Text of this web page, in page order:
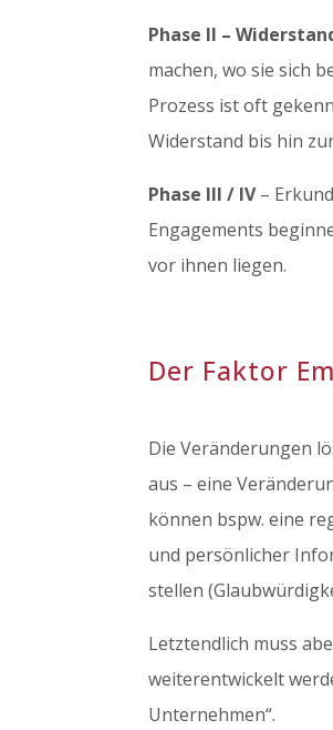
Phase II –
machen, wo sie sich
Prozess ist oft
Widerstand bis hin
Phase III / IV–
Engagements
vor ihnen liegen.
Der Faktor
Die Veränderungen
aus – eine
können bspw. eine
und persönlicher
stellen
Letztendlich muss
weiterentwickelt
Unternehmen“.